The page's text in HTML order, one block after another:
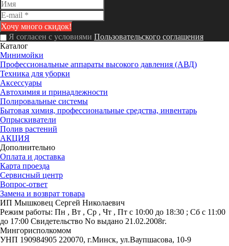
Я согласен с условиями Пользовательского соглашения
Каталог
Минимойки
Профессиональные аппараты высокого давления (АВД)
Техника для уборки
Аксессуары
Автохимия и принадлежности
Полировальные системы
Бытовая химия, профессиональные средства, инвентарь
Опрыскиватели
Полив растений
АКЦИЯ
Дополнительно
Оплата и доставка
Карта проезда
Сервисный центр
Вопрос-ответ
Замена и возврат товара
ИП Мышковец Сергей Николаевич
Режим работы: Пн , Вт , Ср , Чт , Пт c 10:00 до 18:30 ; Сб c 11:00
до 17:00 Свидетельство No выдано 21.02.2008г.
Мингорисполкомом
УНП 190984905 220070, г.Минск, ул.Ваупшасова, 10-9